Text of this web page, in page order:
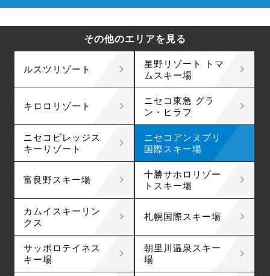
その他のエリアを見る
ルスツリゾート
星野リゾート トマ
ムスキー場
キロロリゾート
ニセコ東急 グラ
ン・ヒラフ
ニセコビレッジス
キーリゾート
ニセコアンヌプリ
国際スキー場
富良野スキー場
十勝サホロリゾー
トスキー場
カムイスキーリン
クス
札幌国際スキー場
サッポロテイネス
キー場
朝里川温泉スキー
場